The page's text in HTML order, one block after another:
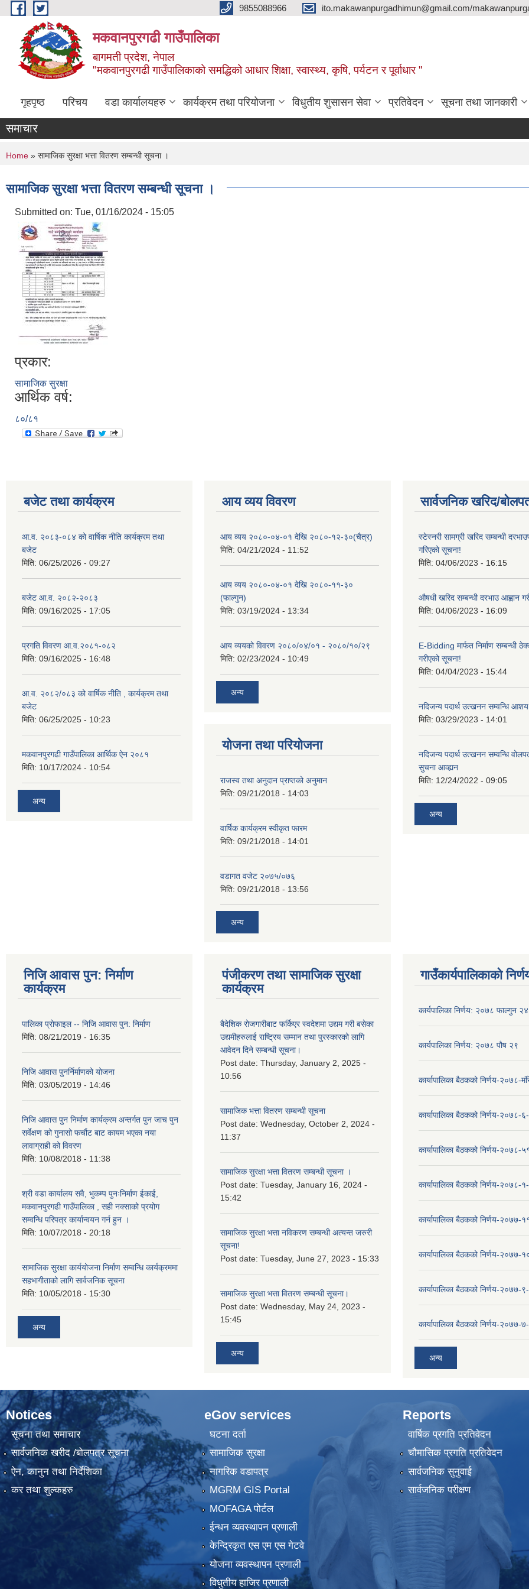
Skip to main content 9855088966 ito.makawanpurgadhimun@gmail.com/
मकवानपुरगढी गाउँपालिका
बागमती प्रदेश, नेपाल
"मकवानपुरगढी गाउँपालिकाको समद्धिको आधार शिक्षा, स्‍वास्‍थ्‍य, कृषि, पर्यटन र पूर्वाधार "
गृहपृष्ठ परिचय वडा कार्यालयहरु कार्यक्रम तथा परियोजना विधुतीय शुसासन सेवा प्रतिवेदन सूचना तथा जानकारी
समाचार
You are here
Home » सामाजिक सुरक्षा भत्ता वितरण सम्बन्धी सूचना ।
सामाजिक सुरक्षा भत्ता वितरण सम्बन्धी सूचना ।
Submitted on: Tue, 01/16/2024 - 15:05
प्रकार:
सामाजिक सुरक्षा
आर्थिक वर्ष:
८०/८१
बजेट तथा कार्यक्रम
आ.व. २०८३-०८४ को वार्षिक नीति कार्यक्रम तथा
बजेट
मिति: 06/25/2026 - 09:27
बजेट आ.व. २०८२-२०८३
मिति: 09/16/2025 - 17:05
प्रगति विवरण आ.व.२०८१-०८२
मिति: 09/16/2025 - 16:48
आ.व. २०८२/०८३ को वार्षिक नीति , कार्यक्रम तथा
बजेट
मिति: 06/25/2025 - 10:23
मकवानपुरगढी गाउँपालिका आर्थिक ‌‌‌ऐन २०८१
मिति: 10/17/2024 - 10:54
अन्य
आय व्यय विवरण
आय व्यय २०८०-०४-०१ देखि २०८०-१२-३०(चैत्र)
मिति: 04/21/2024 - 11:52
आय व्यय २०८०-०४-०१ देखि २०८०-११-३०
(फाल्गुन)
मिति: 03/19/2024 - 13:34
आय व्ययको विवरण २०८०/०४/०१ - २०८०/१०/२९
मिति: 02/23/2024 - 10:49
अन्य
योजना तथा परियोजना
राजस्व तथा अनुदान प्राप्तको अनुमान
मिति: 09/21/2018 - 14:03
वार्षिक कार्यक्रम स्वीकृत फारम
मिति: 09/21/2018 - 14:01
वडागत वजेट २०७५/०७६
मिति: 09/21/2018 - 13:56
अन्य
सार्वजनिक खरिद/
स्टेस्नरी सामग्री खरिद सम्बन्धी
गरिएको सूचना!
मिति: 04/06/2023 - 16:15
औषधी खरिद सम्बन्धी दरभाउ आह्वान
मिति: 04/06/2023 - 16:09
E-Bidding मार्फत निर्माण सम्बन्धी
गरीएको सूचना!
मिति: 04/04/2023 - 15:44
नदिजन्य पदार्थ उत्खनन सम्वन्धि
मिति: 03/29/2023 - 14:01
नदिजन्य पदार्थ उत्खनन सम्वन्धि
सुचना आव्ह्यन
मिति: 12/24/2022 - 09:05
अन्य
निजि आवास पुन: निर्माण
कार्यक्रम
पालिका प्राेफाइल -- निजि आवास पुन: निर्माण
मिति: 08/21/2019 - 16:35
निजि आवास पुनर्निर्माणको योजना
मिति: 03/05/2019 - 14:46
निजि आवास पुन निर्माण कार्यक्रम अन्तर्गत पुन जाच पुन
सर्वेक्षण को गुनासो फर्चौट बाट कायम भएका नया
लावाग्राही को विवरण
मिति: 10/08/2018 - 11:38
श्री वडा कार्यालय सवै, भुकम्प पुनःनिर्माण ईकाई,
मकवानपुरगढी गाउँपालिका , सही नक्साको प्रयोग
सम्वन्धि परिपत्र कार्यान्वयन गर्न हुन ।
मिति: 10/07/2018 - 20:18
सामाजिक सुरक्षा कार्ययोजना निर्माण सम्वन्धि कार्यक्रममा
सहभागीताको लागि सार्वजनिक सूचना
मिति: 10/05/2018 - 15:30
अन्य
पंजीकरण तथा सामाजिक सुरक्षा
कार्यक्रम
बैदेशिक रोजगारीबाट फर्किएर स्वदेशमा उद्यम गरी बसेका
उद्यमीहरुलाई राष्‍ट्रिय सम्मान तथा पुरस्कारको लागि
आवेदन दिने सम्बन्धी सूचना।
Post date: Thursday, January 2, 2025 -
10:56
सामाजिक भत्ता वितरण सम्बन्धी सूचना
Post date: Wednesday, October 2, 2024 -
11:37
सामाजिक सुरक्षा भत्ता वितरण सम्बन्धी सूचना ।
Post date: Tuesday, January 16, 2024 -
15:42
सामाजिक सुरक्षा भत्ता नविकरण सम्बन्धी अत्यन्त जरुरी
सूचना!
Post date: Tuesday, June 27, 2023 - 15:33
सामाजिक सुरक्षा भत्ता वितरण सम्बन्धी सूचना।
Post date: Wednesday, May 24, 2023 -
15:45
अन्य
गाउँकार्यपालिकाको
कार्यपालिका निर्णय: २०७८ फाल्गुन २४
कार्यपालिका निर्णय: २०७८ पौष २९
कार्यापालिका बैठकको निर्णय-२०७८-
कार्यापालिका बैठकको निर्णय-२०७८-
कार्यापालिका बैठकको निर्णय-२०७८-
कार्यापालिका बैठकको निर्णय-२०७८-
कार्यापालिका बैठकको निर्णय-२०७७-
कार्यापालिका बैठकको निर्णय-२०७७-
कार्यापालिका बैठकको निर्णय-२०७७-
कार्यापालिका बैठकको निर्णय-२०७७-
अन्य
Notices
सूचना तथा समाचार
सार्वजनिक खरीद /बोलपत्र सूचना
ऐन, कानुन तथा निर्देशिका
कर तथा शुल्कहरु
eGov services
घटना दर्ता
सामाजिक सुरक्षा
नागरिक वडापत्र
MGRM GIS Portal
MOFAGA पोर्टल
ईन्धन व्यवस्थापन प्रणाली
केन्द्रिकृत एस एम एस गेटवे
योजना व्यवस्थापन प्रणाली
विधुतीय हाजिर प्रणाली
Reports
वार्षिक प्रगति प्रतिवेदन
चौमासिक प्रगति प्रतिवेदन
सार्वजनिक सुनुवाई
सार्वजनिक परीक्षण